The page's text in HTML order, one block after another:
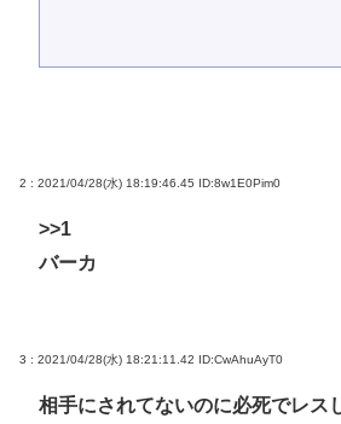
2 : 2021/04/28(水) 18:19:46.45 ID:8w1E0Pim0
>>1
バーカ
3 : 2021/04/28(水) 18:21:11.42 ID:CwAhuAyT0
相手にされてないのに必死でレス